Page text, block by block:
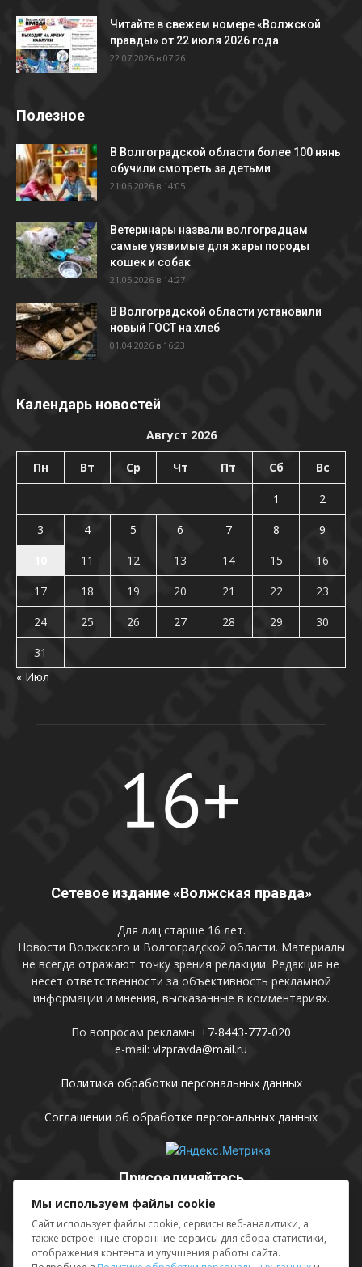
Читайте в свежем номере «Волжской
правды» от 22 июля 2026 года
22.07.2026 в 07:26
Полезное
В Волгоградской области более 100 нянь
обучили смотреть за детьми
21.06.2026 в 14:05
Ветеринары назвали волгоградцам
самые уязвимые для жары породы
кошек и собак
21.05.2026 в 14:27
В Волгоградской области установили
новый ГОСТ на хлеб
01.04.2026 в 16:23
Календарь новостей
Август 2026
Пн Вт Ср Чт Пт Сб Вс
1
2
3
4 5 6 7 8
9
11 12 13 14 15
16
17
18 19 20 21 22
23
24
25 26 27 28 29
30
31
« Июл
Сетевое издание «Волжская правда»
Для лиц старше 16 лет.
Новости Волжского и Волгоградской области. Материалы
не всегда отражают точку зрения редакции. Редакция не
несет ответственности за объективность рекламной
информации и мнения, высказанные в комментариях.
По вопросам рекламы: +7-8443-777-020
e-mail: vlzpravda@mail.ru
Политика обработки персональных данных
Соглашении об обработке персональных данных
Присоединяйтесь
Мы используем файлы cookie
Сайт использует файлы cookie, сервисы веб-аналитики, а
также встроенные сторонние сервисы для сбора статистики,
отображения контента и улучшения работы сайта.